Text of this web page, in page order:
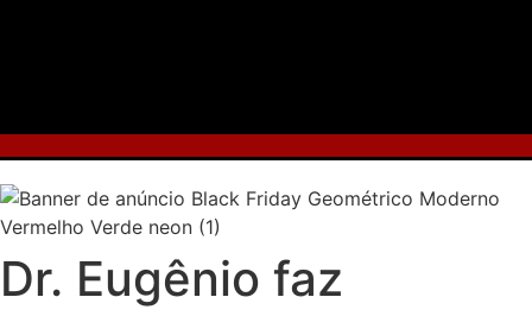
Dr. Eugênio faz